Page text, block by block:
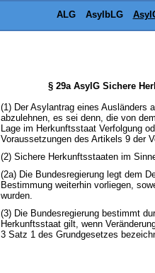
ALG AsylbLG
§ 29a AsylG Sichere
(1) Der Asylantrag eines Ausländers
abzulehnen, es sei denn, die von
Lage im Herkunftsstaat Verfolgung
Voraussetzungen des Artikels 9 der
(2) Sichere Herkunftsstaaten im
(2a) Die Bundesregierung legt dem
Bestimmung weiterhin vorliegen,
wurden.
(3) Die Bundesregierung bestimmt
Herkunftsstaat gilt, wenn
3 Satz 1 des Grundgesetzes